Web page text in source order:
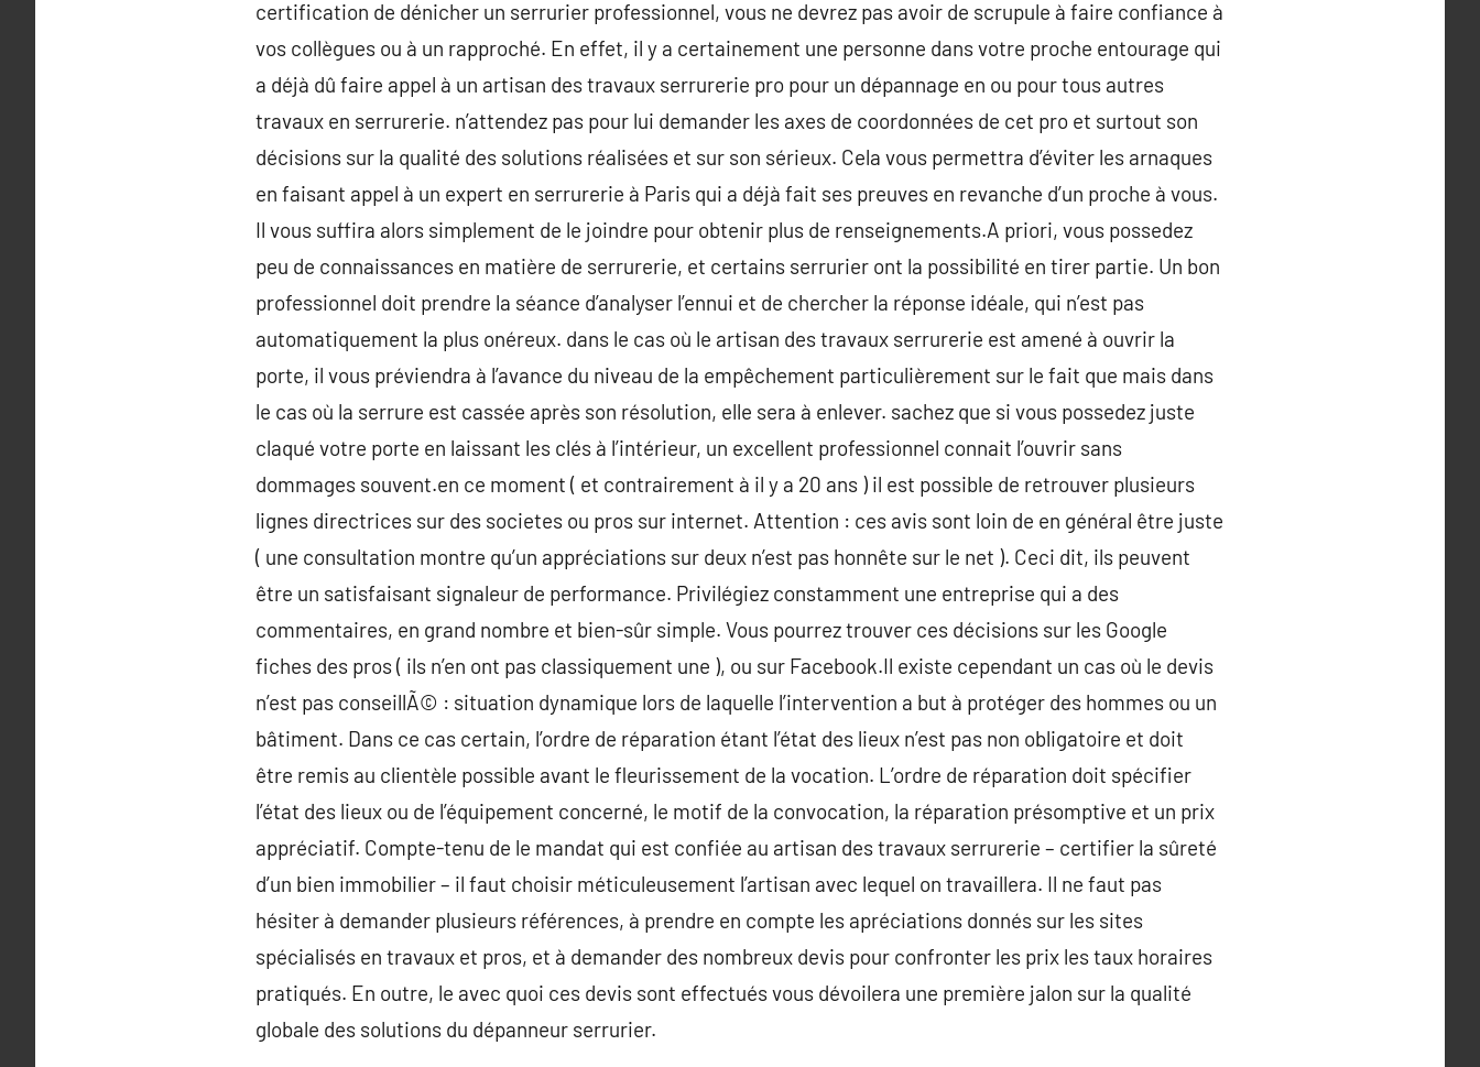
certification de dénicher un serrurier professionnel, vous ne devrez pas avoir de scrupule à faire confiance à
vos collègues ou à un rapproché. En effet, il y a certainement une personne dans votre proche entourage qui
a déjà dû faire appel à un artisan des travaux serrurerie pro pour un dépannage en ou pour tous autres
travaux en serrurerie. n’attendez pas pour lui demander les axes de coordonnées de cet pro et surtout son
décisions sur la qualité des solutions réalisées et sur son sérieux. Cela vous permettra d’éviter les arnaques
en faisant appel à un expert en serrurerie à Paris qui a déjà fait ses preuves en revanche d’un proche à vous.
Il vous suffira alors simplement de le joindre pour obtenir plus de renseignements.A priori, vous possedez
peu de connaissances en matière de serrurerie, et certains serrurier ont la possibilité en tirer partie. Un bon
professionnel doit prendre la séance d’analyser l’ennui et de chercher la réponse idéale, qui n’est pas
automatiquement la plus onéreux. dans le cas où le artisan des travaux serrurerie est amené à ouvrir la
porte, il vous préviendra à l’avance du niveau de la empêchement particulièrement sur le fait que mais dans
le cas où la serrure est cassée après son résolution, elle sera à enlever. sachez que si vous possedez juste
claqué votre porte en laissant les clés à l’intérieur, un excellent professionnel connait l’ouvrir sans
dommages souvent.en ce moment ( et contrairement à il y a 20 ans ) il est possible de retrouver plusieurs
lignes directrices sur des societes ou pros sur internet. Attention : ces avis sont loin de en général être juste
( une consultation montre qu’un appréciations sur deux n’est pas honnête sur le net ). Ceci dit, ils peuvent
être un satisfaisant signaleur de performance. Privilégiez constamment une entreprise qui a des
commentaires, en grand nombre et bien-sûr simple. Vous pourrez trouver ces décisions sur les Google
fiches des pros ( ils n’en ont pas classiquement une ), ou sur Facebook.Il existe cependant un cas où le devis
n’est pas conseillÃ© : situation dynamique lors de laquelle l’intervention a but à protéger des hommes ou un
bâtiment. Dans ce cas certain, l’ordre de réparation étant l’état des lieux n’est pas non obligatoire et doit
être remis au clientèle possible avant le fleurissement de la vocation. L’ordre de réparation doit spécifier
l’état des lieux ou de l’équipement concerné, le motif de la convocation, la réparation présomptive et un prix
appréciatif. Compte-tenu de le mandat qui est confiée au artisan des travaux serrurerie – certifier la sûreté
d’un bien immobilier – il faut choisir méticuleusement l’artisan avec lequel on travaillera. Il ne faut pas
hésiter à demander plusieurs références, à prendre en compte les apréciations donnés sur les sites
spécialisés en travaux et pros, et à demander des nombreux devis pour confronter les prix les taux horaires
pratiqués. En outre, le avec quoi ces devis sont effectués vous dévoilera une première jalon sur la qualité
globale des solutions du dépanneur serrurier.